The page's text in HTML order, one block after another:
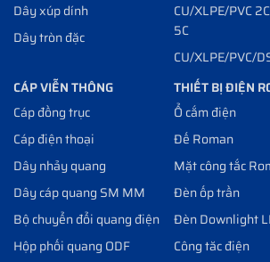
Dây xúp dính
Dây tròn đặc
CU/XLPE/PVC
5C
CU/XLPE/PVC/
CÁP VIỄN THÔNG
Cáp đồng trục
Cáp điện thoại
Dây nhảy quang
Dây cáp quang SM MM
Bộ chuyển đổi quang điện
Hộp phối quang ODF
THIẾT BỊ ĐIỆN
Ổ cắm điện
Đế Roman
Mặt công tắc
Đèn ốp trần
Đèn Downlight
Công tăc điện